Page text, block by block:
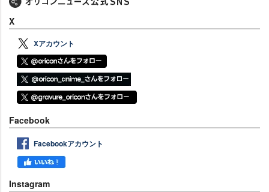
X
Xアカウント
Facebook
Facebookアカウント
Instagram